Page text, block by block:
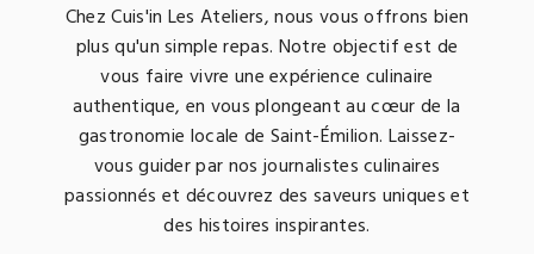
Chez Cuis'in Les Ateliers, nous vous offrons bien
plus qu'un simple repas. Notre objectif est de
vous faire vivre une expérience culinaire
authentique, en vous plongeant au cœur de la
gastronomie locale de Saint-Émilion. Laissez-
vous guider par nos journalistes culinaires
passionnés et découvrez des saveurs uniques et
des histoires inspirantes.